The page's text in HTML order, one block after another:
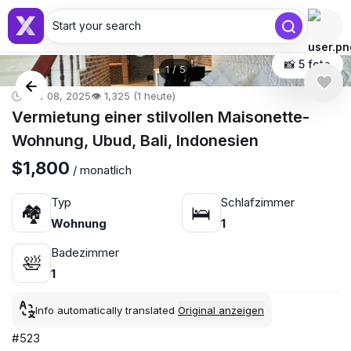
Start your search
1/5 📸 5 foto
🕒 Nov 08, 2025👁️ 1,325 (1 heute)
Vermietung einer stilvollen Maisonette-
Wohnung, Ubud, Bali, Indonesien
$1,800 / monatlich
🏘
Typ
Wohnung
🛌
Schlafzimmer
1
🛀
Badezimmer
1
Info automatically translated Original anzeigen
#523